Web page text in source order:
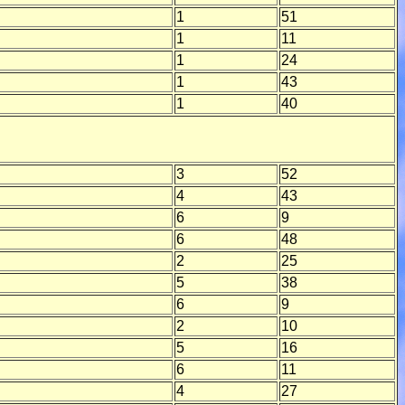
1
51
1
11
1
24
1
43
1
40
3
52
4
43
6
9
6
48
2
25
5
38
6
9
2
10
5
16
6
11
4
27